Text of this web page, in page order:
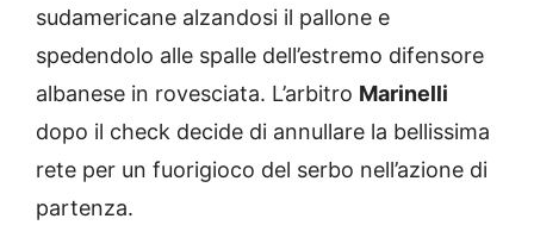
sudamericane alzandosi il pallone e
spedendolo alle spalle dell’estremo difensore
albanese in rovesciata. L’arbitro Marinelli
dopo il check decide di annullare la bellissima
rete per un fuorigioco del serbo nell’azione di
partenza.